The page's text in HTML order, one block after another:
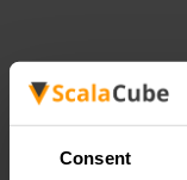
Consent